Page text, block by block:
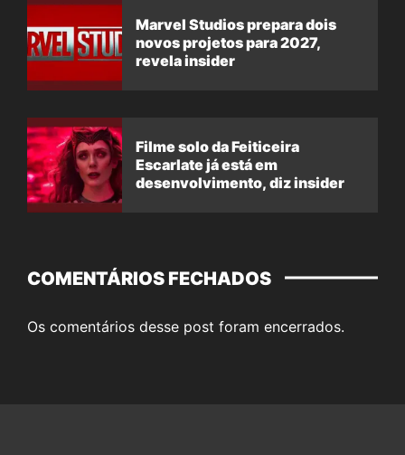
Marvel Studios prepara dois
novos projetos para 2027,
revela insider
Filme solo da Feiticeira
Escarlate já está em
desenvolvimento, diz insider
COMENTÁRIOS FECHADOS
Os comentários desse post foram encerrados.